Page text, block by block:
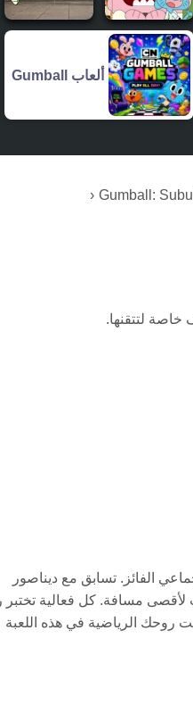
Gumball:
الفائز. تسابق مع ديناصور
مسافة. كل فعالية تختبر
روحك الرياضية في هذه اللعبة
ألعاب Gumball